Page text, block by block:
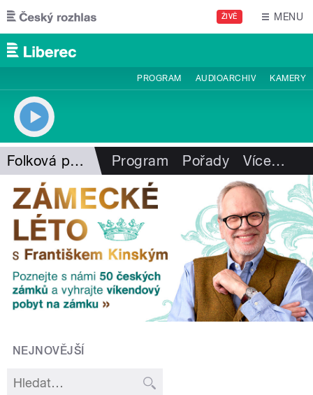
Přejít k hlavnímu obsahu
ŽIVĚ MENU
PROGRAM AUDIOARCHIV KAMERY
Folková pohlazení Program Pořady Více…
NEJNOVĚJŠÍ